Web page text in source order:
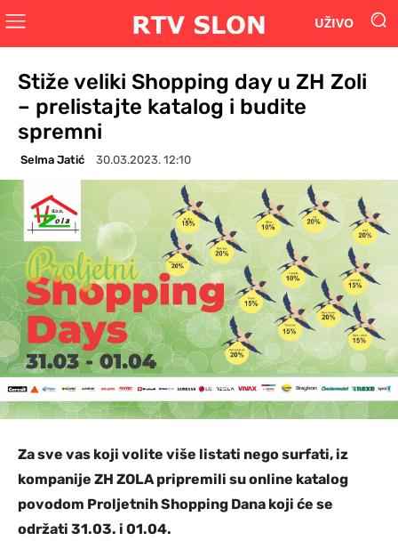
UŽIVO
Stiže veliki Shopping day u ZH Zoli
– prelistajte katalog i budite
spremni
Selma Jatić 30.03.2023. 12:10
Za sve vas koji volite više listati nego surfati, iz
kompanije ZH ZOLA pripremili su online katalog
povodom Proljetnih Shopping Dana koji će se
održati 31.03. i 01.04.